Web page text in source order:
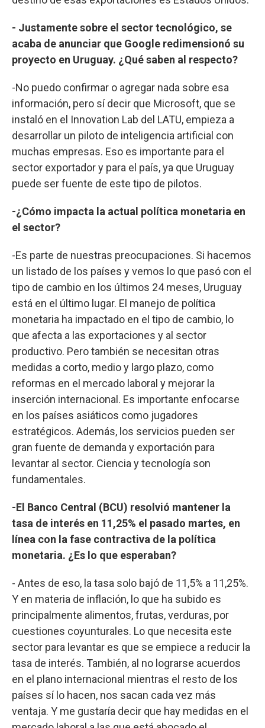
- Justamente sobre el sector tecnológico, se
acaba de anunciar que Google redimensionó su
proyecto en Uruguay. ¿Qué saben al respecto?
-No puedo confirmar o agregar nada sobre esa
información, pero sí decir que Microsoft, que se
instaló en el Innovation Lab del LATU, empieza a
desarrollar un piloto de inteligencia artificial con
muchas empresas. Eso es importante para el
sector exportador y para el país, ya que Uruguay
puede ser fuente de este tipo de pilotos.
-¿Cómo impacta la actual política monetaria en
el sector?
-Es parte de nuestras preocupaciones. Si hacemos
un listado de los países y vemos lo que pasó con el
tipo de cambio en los últimos 24 meses, Uruguay
está en el último lugar. El manejo de política
monetaria ha impactado en el tipo de cambio, lo
que afecta a las exportaciones y al sector
productivo. Pero también se necesitan otras
medidas a corto, medio y largo plazo, como
reformas en el mercado laboral y mejorar la
inserción internacional. Es importante enfocarse
en los países asiáticos como jugadores
estratégicos. Además, los servicios pueden ser
gran fuente de demanda y exportación para
levantar al sector. Ciencia y tecnología son
fundamentales.
-El Banco Central (BCU) resolvió mantener la
tasa de interés en 11,25% el pasado martes, en
línea con la fase contractiva de la política
monetaria. ¿Es lo que esperaban?
- Antes de eso, la tasa solo bajó de 11,5% a 11,25%.
Y en materia de inflación, lo que ha subido es
principalmente alimentos, frutas, verduras, por
cuestiones coyunturales. Lo que necesita este
sector para levantar es que se empiece a reducir la
tasa de interés. También, al no lograrse acuerdos
en el plano internacional mientras el resto de los
países sí lo hacen, nos sacan cada vez más
ventaja. Y me gustaría decir que hay medidas en el